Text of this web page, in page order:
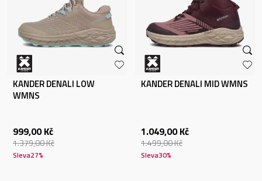
KANDER DENALI LOW
WMNS
999,00 Kč
1.379,00Kč
Sleva27%
KANDER DENALI MID WMNS
1.049,00 Kč
1.499,00Kč
Sleva30%